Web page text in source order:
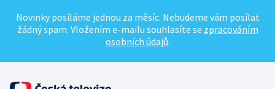
Novinky posíláme jednou za měsíc. Nebudeme vám posílat
žádný spam. Vložením e-mailu souhlasíte se zpracováním
osobních údajů.